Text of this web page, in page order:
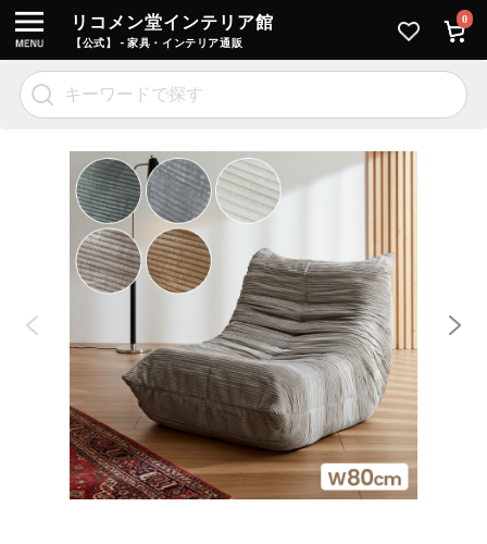
リコメン堂インテリア館
【公式】 - 家具・インテリア通販
0